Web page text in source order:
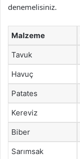
denemelisiniz.
Malzeme
Tavuk
Havuç
Patates
Kereviz
Biber
Sarımsak